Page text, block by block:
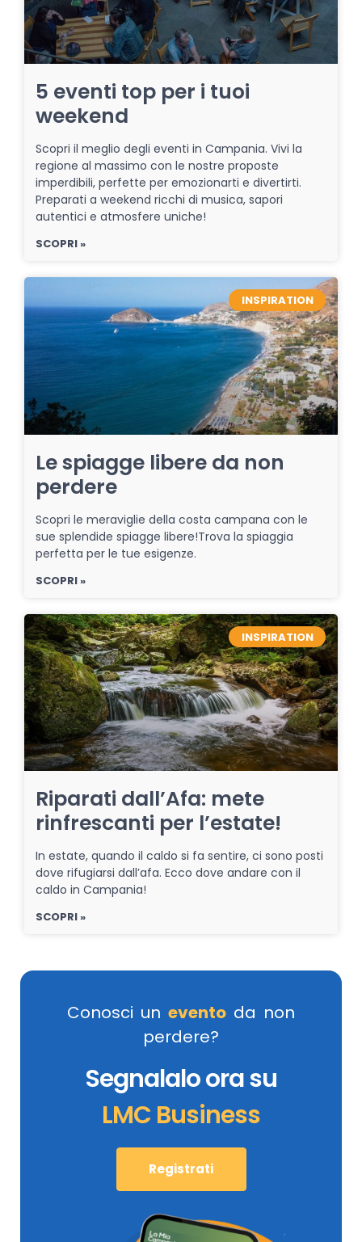
5 eventi top per i tuoi
weekend
Scopri il meglio degli eventi in Campania. Vivi la
regione al massimo con le nostre proposte
imperdibili, perfette per emozionarti e divertirti.
Preparati a weekend ricchi di musica, sapori
autentici e atmosfere uniche!
SCOPRI »
INSPIRATION
Le spiagge libere da non
perdere
Scopri le meraviglie della costa campana con le
sue splendide spiagge libere!Trova la spiaggia
perfetta per le tue esigenze.
SCOPRI »
INSPIRATION
Riparati dall’Afa: mete
rinfrescanti per l’estate!
In estate, quando il caldo si fa sentire, ci sono posti
dove rifugiarsi dall’afa. Ecco dove andare con il
caldo in Campania!
SCOPRI »
Conosci un evento da non
perdere?
Segnalalo ora su
LMC Business
Registrati